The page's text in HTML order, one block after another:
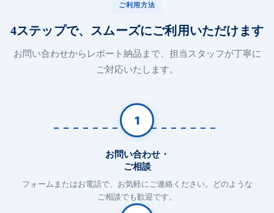
ご利用方法
4ステップで、スムーズにご利用いただけます
お問い合わせからレポート納品まで、担当スタッフが丁寧に
ご対応いたします。
1
お問い合わせ・
ご相談
フォームまたはお電話で、お気軽にご連絡ください。どのような
ご相談でも歓迎です。